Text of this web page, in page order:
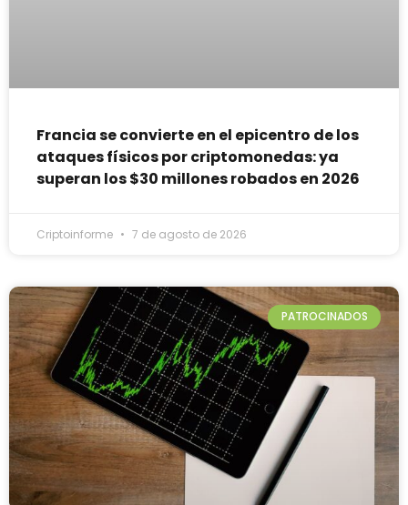
Francia se convierte en el epicentro de los
ataques físicos por criptomonedas: ya
superan los $30 millones robados en 2026
Criptoinforme 7 de agosto de 2026
PATROCINADOS